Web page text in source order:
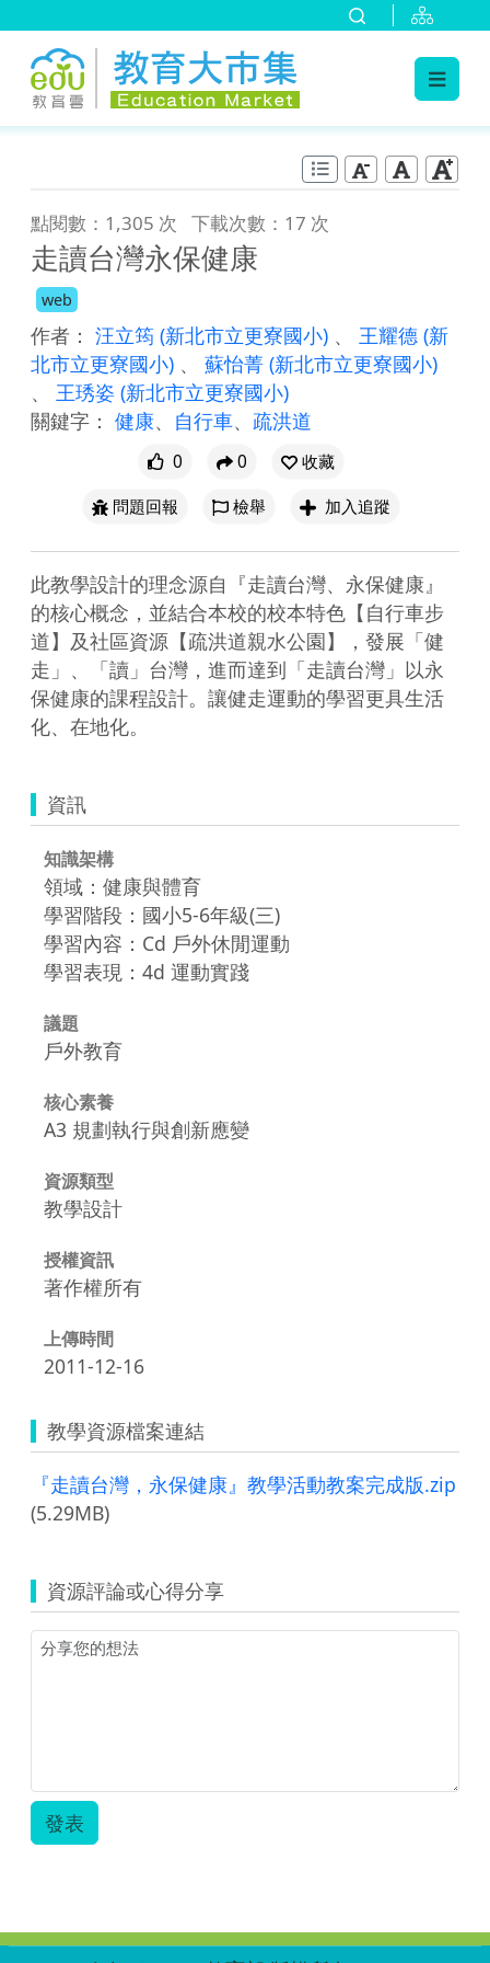
點閱數：1,305 次 下載次數：17 次
走讀台灣永保健康
web
作者： 汪立筠 (新北市立更寮國小) 、 王耀德 (新
北市立更寮國小) 、 蘇怡菁 (新北市立更寮國小)
、 王琇姿 (新北市立更寮國小)
關鍵字： 健康、 自行車、 疏洪道
0 0
收藏
問題回報
檢舉 加入追蹤
此教學設計的理念源自『走讀台灣、永保健康』
的核心概念，並結合本校的校本特色【自行車步
道】及社區資源【疏洪道親水公園】，發展「健
走」、「讀」台灣，進而達到「走讀台灣」以永
保健康的課程設計。讓健走運動的學習更具生活
化、在地化。
資訊
知識架構
領域：健康與體育
學習階段：國小5-6年級(三)
學習內容：Cd 戶外休閒運動
學習表現：4d 運動實踐
議題
戶外教育
核心素養
A3 規劃執行與創新應變
資源類型
教學設計
授權資訊
著作權所有
上傳時間
2011-12-16
教學資源檔案連結
『走讀台灣，永保健康』教學活動教案完成版.zip
(5.29MB)
資源評論或心得分享
發表